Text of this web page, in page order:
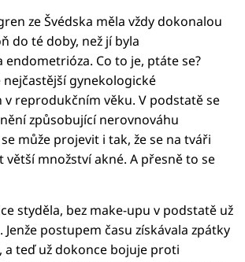
ze Švédska měla vždy dokonalou
do té doby, než jí byla
Co to je, ptáte se?
gynekologické
v reprodukčním věku. V podstatě se
způsobující nerovnováhu
může projevit i tak, že se na tváři
větší množství akné. A přesně to se
styděla, bez make-upu v podstatě už
Jenže postupem času získávala zpátky
a teď už dokonce bojuje proti